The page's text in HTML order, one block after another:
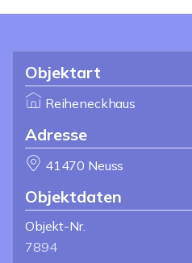
Objektart
Reiheneckhaus
Adresse
41470 Neuss
Objektdaten
Objekt-Nr.
7894